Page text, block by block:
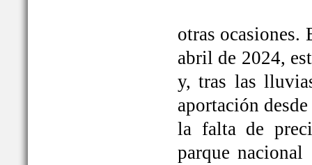
otras ocasiones.
abril de 2024,
y, tras las
aportación
la falta de
parque